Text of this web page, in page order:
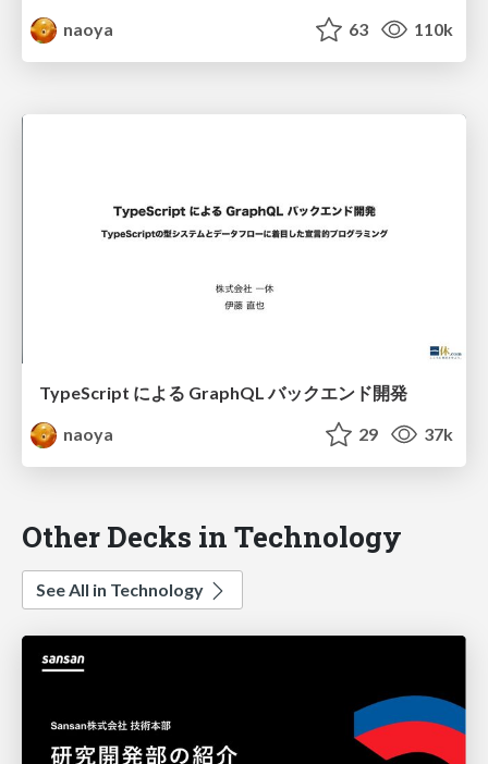
naoya
63 110k
TypeScript による GraphQL バックエンド開発
naoya
29 37k
Other Decks in Technology
See All in Technology